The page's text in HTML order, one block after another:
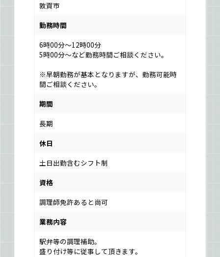
敦賀市
勤務時間
6時00分～12時00分
5時00分～など勤務時間ご相談ください。
※早朝勤務が基本となりますが、勤務可能時
間ご相談ください。
期間
長期
休日
土日出勤含むシフト制
資格
調理師免許あると尚可
業務内容
駅弁等の調理補助。
盛り付け等に従事して頂きます。